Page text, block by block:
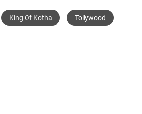
King Of Kotha Tollywood